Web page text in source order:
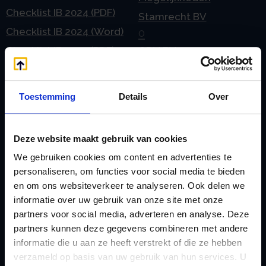
Toestemming Details Over
Deze website maakt gebruik van cookies
We gebruiken cookies om content en advertenties te
personaliseren, om functies voor social media te bieden
en om ons websiteverkeer te analyseren. Ook delen we
informatie over uw gebruik van onze site met onze
partners voor social media, adverteren en analyse. Deze
partners kunnen deze gegevens combineren met andere
informatie die u aan ze heeft verstrekt of die ze hebben
verzameld op basis van uw gebruik van hun services. U
Checklist IB 2024 (PDF)
Checklist IB 2024 (Word)
Checklist IB 2025 (PDF)
Checklist IB 2025 (Word)
Stamrecht BV
Emigratie
Emigratie Pensioen BV
Fiscale waardering
Flex BV oprichten of
omzetten
Stamrecht BV
O
ODV BV
Ontbinden Stamrecht
Oprichten BV door
Overdracht vanuit
banksparen
Overgang naar
Stamrecht BV
P